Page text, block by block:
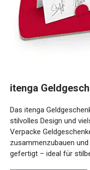
itenga
Das itenga
stilvolles Design und
Verpacke
zusammenzubauen
gefertigt – ideal für